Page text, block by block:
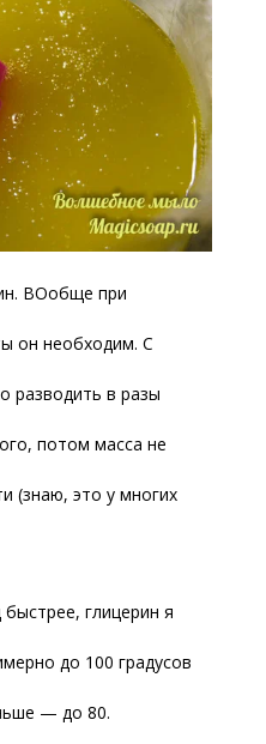
ВОобще при
он необходим. С
разводить в разы
потом масса не
(знаю, это у многих
глицерин я
до 100 градусов
— до 80.